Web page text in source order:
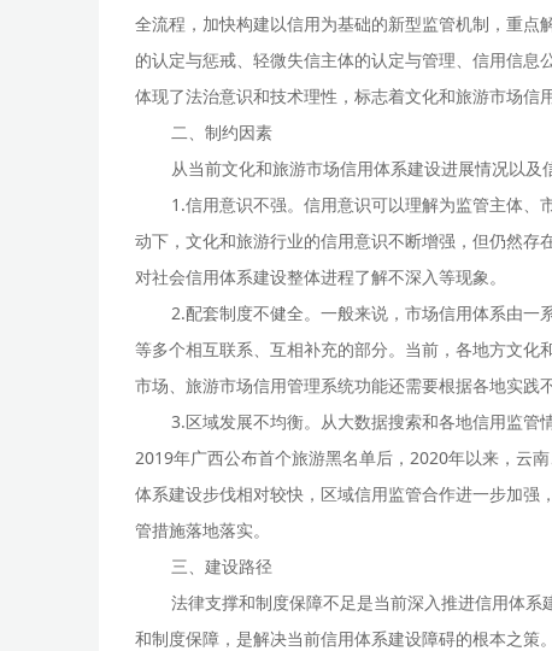
全流程，加快构建以信用为基础的新型监管机制，重
的认定与惩戒、轻微失信主体的认定与管理、信用信
体现了法治意识和技术理性，标志着文化和旅游市场信
二、制约因素
从当前文化和旅游市场信用体系建设进展情况以及
1.信用意识不强。信用意识可以理解为监管主体
动下，文化和旅游行业的信用意识不断增强，但仍然存
对社会信用体系建设整体进程了解不深入等现象。
2.配套制度不健全。一般来说，市场信用体系由一
等多个相互联系、互相补充的部分。当前，各地方文
市场、旅游市场信用管理系统功能还需要根据各地实践
3.区域发展不均衡。从大数据搜索和各地信用监
2019年广西公布首个旅游黑名单后，2020年以来，云
体系建设步伐相对较快，区域信用监管合作进一步加
管措施落地落实。
三、建设路径
法律支撑和制度保障不足是当前深入推进信用体
和制度保障，是解决当前信用体系建设障碍的根本之